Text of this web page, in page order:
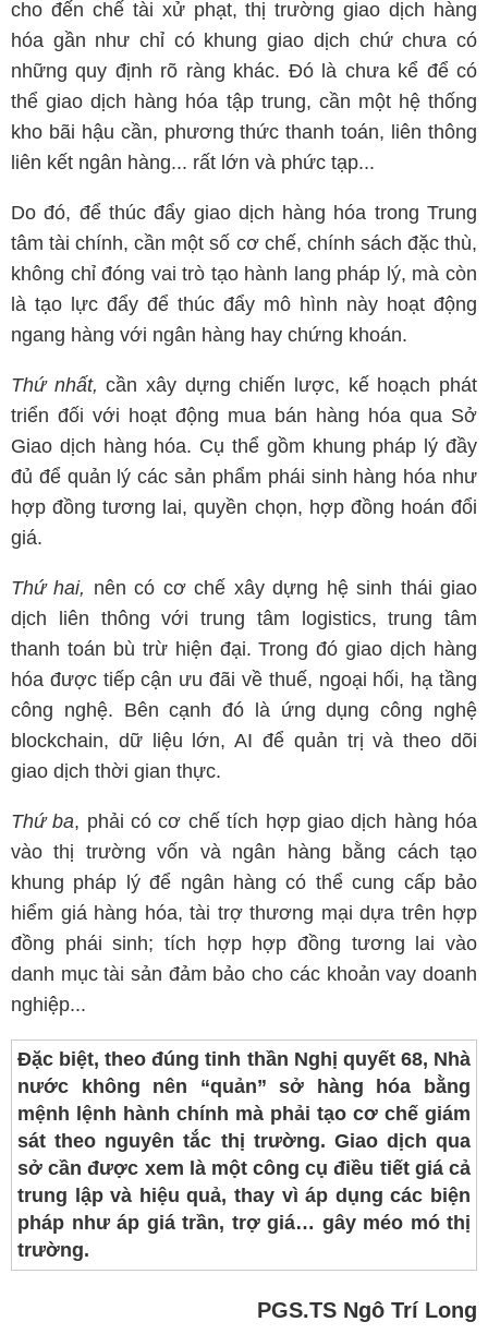
cho đến chế tài xử phạt, thị trường giao dịch hàng
hóa gần như chỉ có khung giao dịch chứ chưa có
những quy định rõ ràng khác. Đó là chưa kể để có
thể giao dịch hàng hóa tập trung, cần một hệ thống
kho bãi hậu cần, phương thức thanh toán, liên thông
liên kết ngân hàng... rất lớn và phức tạp...
Do đó, để thúc đẩy giao dịch hàng hóa trong Trung
tâm tài chính, cần một số cơ chế, chính sách đặc thù,
không chỉ đóng vai trò tạo hành lang pháp lý, mà còn
là tạo lực đẩy để thúc đẩy mô hình này hoạt động
ngang hàng với ngân hàng hay chứng khoán.
Thứ nhất, cần xây dựng chiến lược, kế hoạch phát
triển đối với hoạt động mua bán hàng hóa qua Sở
Giao dịch hàng hóa. Cụ thể gồm khung pháp lý đầy
đủ để quản lý các sản phẩm phái sinh hàng hóa như
hợp đồng tương lai, quyền chọn, hợp đồng hoán đổi
giá.
Thứ hai, nên có cơ chế xây dựng hệ sinh thái giao
dịch liên thông với trung tâm logistics, trung tâm
thanh toán bù trừ hiện đại. Trong đó giao dịch hàng
hóa được tiếp cận ưu đãi về thuế, ngoại hối, hạ tầng
công nghệ. Bên cạnh đó là ứng dụng công nghệ
blockchain, dữ liệu lớn, AI để quản trị và theo dõi
giao dịch thời gian thực.
Thứ ba, phải có cơ chế tích hợp giao dịch hàng hóa
vào thị trường vốn và ngân hàng bằng cách tạo
khung pháp lý để ngân hàng có thể cung cấp bảo
hiểm giá hàng hóa, tài trợ thương mại dựa trên hợp
đồng phái sinh; tích hợp hợp đồng tương lai vào
danh mục tài sản đảm bảo cho các khoản vay doanh
nghiệp...
Đặc biệt, theo đúng tinh thần Nghị quyết 68, Nhà
nước không nên “quản” sở hàng hóa bằng
mệnh lệnh hành chính mà phải tạo cơ chế giám
sát theo nguyên tắc thị trường. Giao dịch qua
sở cần được xem là một công cụ điều tiết giá cả
trung lập và hiệu quả, thay vì áp dụng các biện
pháp như áp giá trần, trợ giá… gây méo mó thị
trường.
PGS.TS Ngô Trí Long